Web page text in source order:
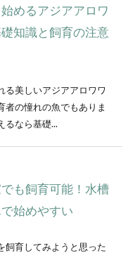
めるアジアアロワ
知識と飼育の注意
る美しいアジアアロワワ
者の憧れの魚でもありま
るなら基礎...
も飼育可能！水槽
始めやすい
飼育してみようと思った